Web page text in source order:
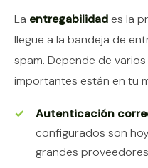
La entregabilidad es la
llegue a la bandeja de
spam. Depende de
importantes están en tu
Autenticación
configurados son
grandes